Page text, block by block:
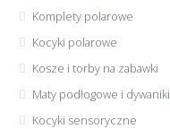
Komplety polarowe
Kocyki polarowe
Kosze i torby na zabawki
Maty podłogowe i dywaniki
Kocyki sensoryczne